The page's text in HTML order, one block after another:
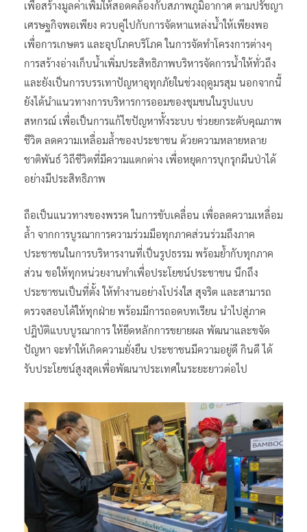
เพื่อสร้างมูลค่าเพิ่มให้สอดคล้องกับสภาพภูมิอากาศ ตามปรัชญา
เศรษฐกิจพอเพียง ควบคู่ไปกับการจัดหาแหล่งน้ำให้เพียงพอ
เพื่อการเกษตร และอุปโภคบริโภค ในการจัดทำโครงการต่างๆ
การสร้างอ่างเก็บน้ำเพิ่มประสิทธิภาพบริหารจัดการน้ำให้ทั่วถึง
และยังเป็นการบรรเทาปัญหาอุทุกภัยในช่วงฤดูมรสุม นอกจากนี้
ยังได้นำแนวทางการบริหารการออมของชุมชนในรูปแบบ
สหกรณ์ เพื่อเป็นการแก้ไขปัญหาทั้งระบบ ช่วยยกระดับคุณภาพ
ชีวิต ลดความเหลื่อมล้ำของประชาชน ด้วยความหลายหลาย
ชาติพันธ์ วิถีชีวิตที่มีความแตกต่าง เพื่อหยุดการบุกรุกผืนป่าได้
อย่างมีประสิทธิภาพ
ถือเป็นแนวทางของพรรค ในการขับเคลื่อน เพื่อลดความเหลื่อม
ล้ำ จากการบูรณาการความร่วมมือทุกภาคส่วนร่วมถึงภาค
ประชาชนในการบริหารงานที่เป็นรูปธรรม พร้อมย้ำกับทุกภาค
ส่วน ขอให้ทุกหน่วยงานทำเพื่อประโยชน์ประชาชน นึกถึง
ประชาชนเป็นที่ตั้ง ให้ทำงานอย่างโปร่งใส สุจริต และสามารถ
ตรวจสอบได้ให้ทุกฝ่าย พร้อมมีการถอดบทเรียน นำไปสู่ภาค
ปฎิบัติแบบบูรณาการ ให้ยึดหลักการขยายผล พัฒนาและขจัด
ปัญหา จะทำให้เกิดความยั่งยืน ประชาชนมีความอยู่ดี กินดี ได้
รับประโยชน์สูงสุดเพื่อพัฒนาประเทศในระยะยาวต่อไป